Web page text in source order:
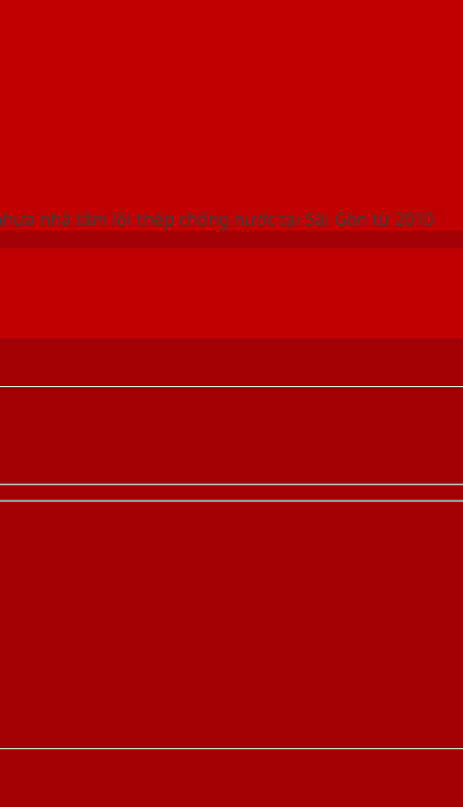
nhà tắm lõi thép chống nước tại Sài Gòn từ 2010